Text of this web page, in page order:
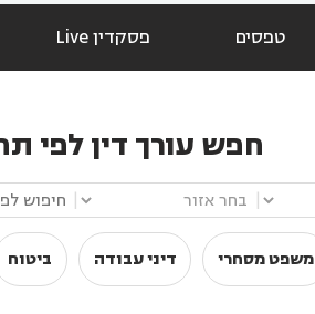
טפסים פסקדין Live
חפש עורך דין לפי
משפט מסחרי דיני עבודה ביטוח